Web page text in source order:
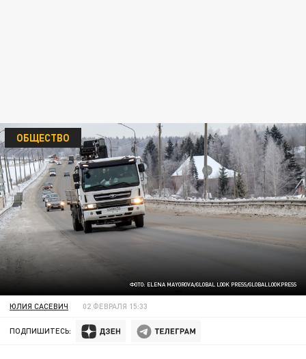
ФОТО: ELENA MAYOROVA/GLOBAL LOOK PRESS/GLOBALLOOKPRESS
ОБЩЕСТВО
ЮЛИЯ САСЕВИЧ 02 ФЕВРАЛЯ 15:33
ПОДПИШИТЕСЬ: